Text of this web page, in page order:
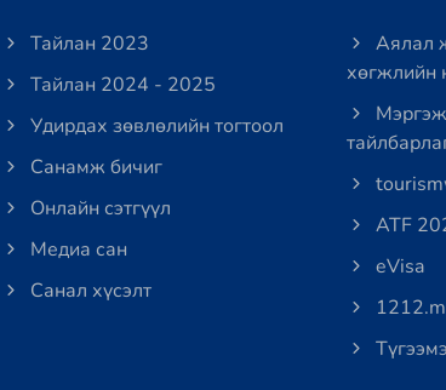
Тайлан 2023
Тайлан 2024 - 2025
Удирдах зөвлөлийн тогтоол
Санамж бичиг
Онлайн сэтгүүл
Медиа сан
Санал хүсэлт
Аялал
хөгжлийн
ATF
eVisa